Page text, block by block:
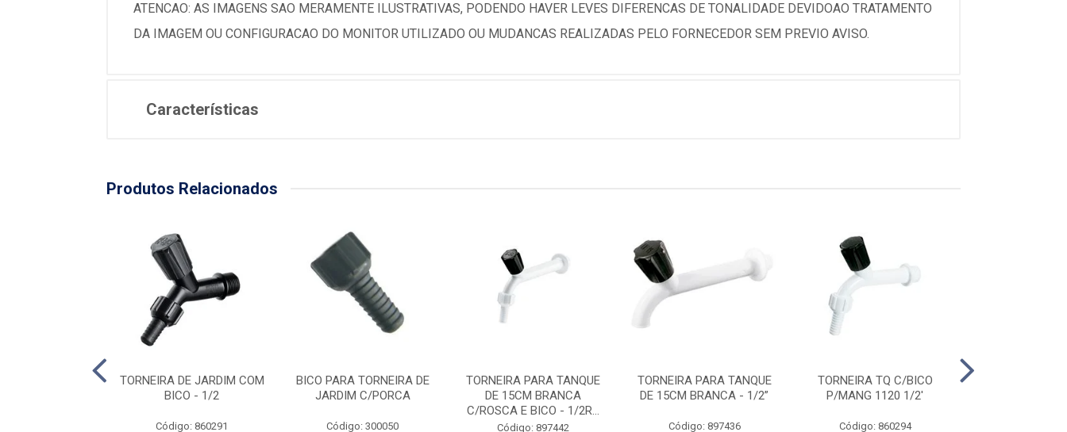
ATENCAO: AS IMAGENS SAO MERAMENTE ILUSTRATIVAS, PODENDO HAVER LEVES DIFERENCAS DE TONALIDADE DEVIDOAO TRATAMENTO
DA IMAGEM OU CONFIGURACAO DO MONITOR UTILIZADO OU MUDANCAS REALIZADAS PELO FORNECEDOR SEM PREVIO AVISO.
Características
Produtos Relacionados
TORNEIRA DE JARDIM COM
BICO - 1/2
Código: 860291
BICO PARA TORNEIRA DE
JARDIM C/PORCA
Código: 300050
TORNEIRA PARA TANQUE
DE 15CM BRANCA
C/ROSCA E BICO - 1/2R...
Código: 897442
TORNEIRA PARA TANQUE
DE 15CM BRANCA - 1/2”
Código: 897436
TORNEIRA TQ C/BICO
P/MANG 1120 1/2'
Código: 860294